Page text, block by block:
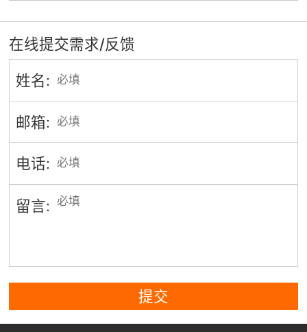
在线提交需求/反馈
姓名:
邮箱:
电话:
留言:
提交